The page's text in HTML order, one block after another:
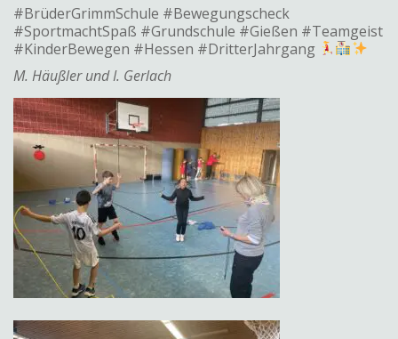
#BrüderGrimmSchule #Bewegungscheck
#SportmachtSpaß #Grundschule #Gießen #Teamgeist
#KinderBewegen #Hessen #DritterJahrgang
M. Häußler und I. Gerlach